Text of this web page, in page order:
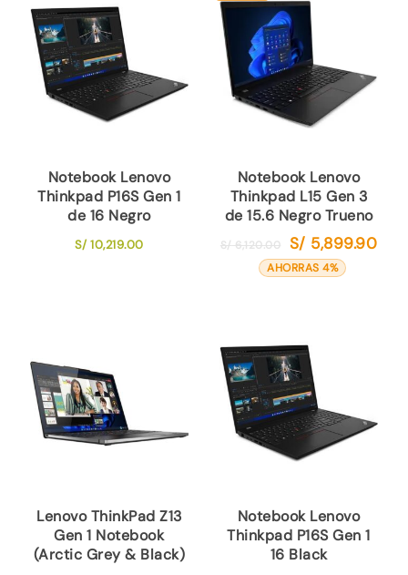
Notebook Lenovo
Thinkpad P16S Gen 1
de 16 Negro
S/10,219.00
Notebook Lenovo
Thinkpad L15 Gen 3
de 15.6 Negro Trueno
S/6,120.00
El
precio
S/ 5,899.90El
AHORRAS 4%
Lenovo ThinkPad Z13
Gen 1 Notebook
(Arctic Grey & Black)
Notebook Lenovo
Thinkpad P16S Gen 1
16 Black